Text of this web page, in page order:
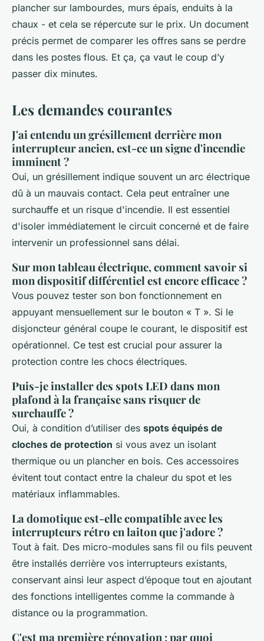
plancher sur lambourdes, murs épais, enduits à la
chaux - et cela se répercute sur le prix. Un document
précis permet de comparer les offres sans se perdre
dans les postes flous. Et ça, ça vaut le coup d’y
passer dix minutes.
Les demandes courantes
J'ai entendu un grésillement derrière mon
interrupteur ancien, est-ce un signe d'incendie
imminent ?
Oui, un grésillement indique souvent un arc électrique
dû à un mauvais contact. Cela peut entraîner une
surchauffe et un risque d'incendie. Il est essentiel
d'isoler immédiatement le circuit concerné et de faire
intervenir un professionnel sans délai.
Sur mon tableau électrique, comment savoir si
mon dispositif différentiel est encore efficace ?
Vous pouvez tester son bon fonctionnement en
appuyant mensuellement sur le bouton « T ». Si le
disjoncteur général coupe le courant, le dispositif est
opérationnel. Ce test est crucial pour assurer la
protection contre les chocs électriques.
Puis-je installer des spots LED dans mon
plafond à la française sans risquer de
surchauffe ?
Oui, à condition d’utiliser des spots équipés de
cloches de protection si vous avez un isolant
thermique ou un plancher en bois. Ces accessoires
évitent tout contact entre la chaleur du spot et les
matériaux inflammables.
La domotique est-elle compatible avec les
interrupteurs rétro en laiton que j'adore ?
Tout à fait. Des micro-modules sans fil ou fils peuvent
être installés derrière vos interrupteurs existants,
conservant ainsi leur aspect d’époque tout en ajoutant
des fonctions intelligentes comme la commande à
distance ou la programmation.
C'est ma première rénovation : par quoi